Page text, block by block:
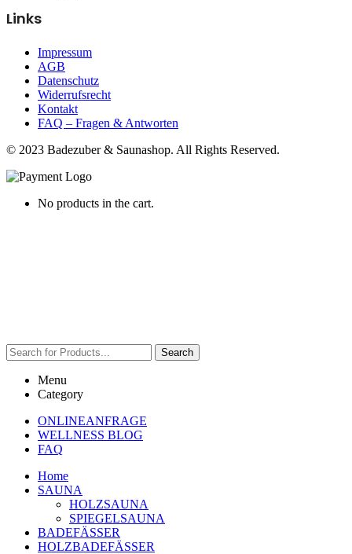
Links
Impressum
AGB
Datenschutz
Widerrufsrecht
Kontakt
FAQ – Fragen & Antworten
© 2023 Badezuber & Saunashop. All Rights Reserved.
No products in the cart.
Search
Menu
Category
ONLINEANFRAGE
WELLNESS BLOG
FAQ
Home
SAUNA
HOLZSAUNA
SPIEGELSAUNA
BADEFÄSSER
HOLZBADEFÄSSER